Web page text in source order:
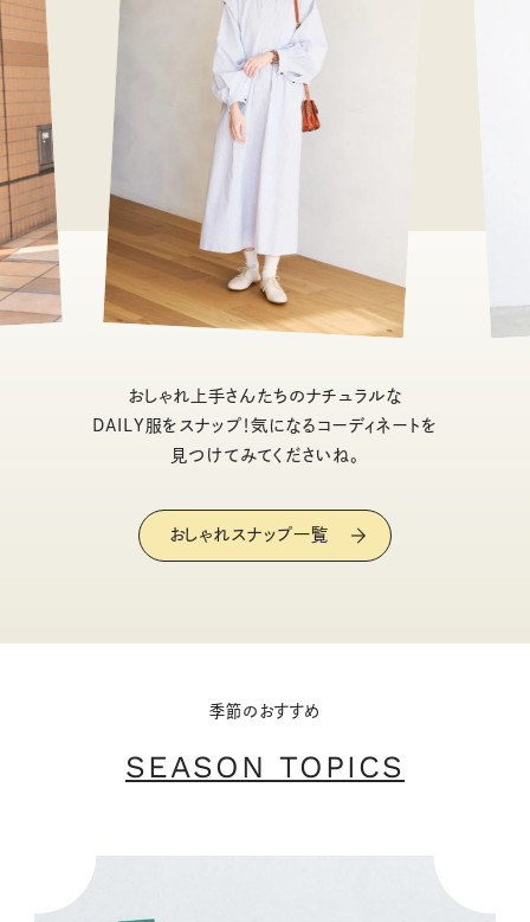
おしゃれ上手さんたちのナチュラルな
DAILY服をスナップ！気になるコーディネートを
見つけてみてくださいね。
おしゃれスナップ一覧
季節のおすすめ
SEASON TOPICS